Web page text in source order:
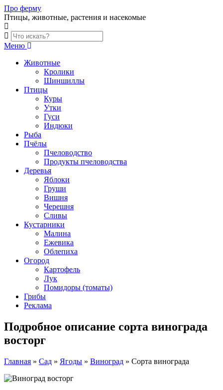
Skip
to
content
Про ферму
Птицы, животные, растения и насекомые
Меню
Животные
Кролики
Шиншиллы
Птицы
Куры
Утки
Гуси
Индюки
Рыба
Пчёлы
Пчеловодство
Продукты пчеловодства
Деревья
Яблоки
Груши
Вишня
Черешня
Сливы
Кустарники
Малина
Ежевика
Облепиха
Огород
Картофель
Лук
Помидоры (томаты)
Грибы
Реклама
Подробное описание сорта винограда
восторг
Главная » Сад » Ягоды » Виноград » Сорта винограда